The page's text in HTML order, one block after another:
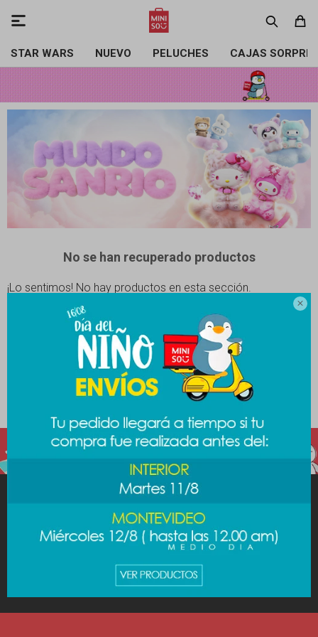

STAR WARS NUEVO PELUCHES CAJAS

No se han recuperado productos
¡Lo sentimos! No hay productos en esta sección.
Inténtalo nuevamente con otros criterios de filtrado o busca en otras
secciones de nuestro catálogo.
Papelería Lapices y lapiceras Color:Rosa
AYUDA